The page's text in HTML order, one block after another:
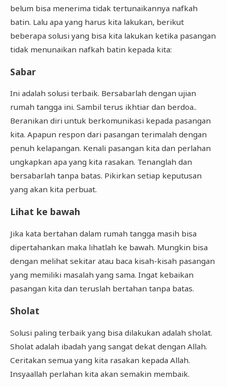
belum bisa menerima tidak tertunaikannya nafkah
batin. Lalu apa yang harus kita lakukan, berikut
beberapa solusi yang bisa kita lakukan ketika pasangan
tidak menunaikan nafkah batin kepada kita:
Sabar
Ini adalah solusi terbaik. Bersabarlah dengan ujian
rumah tangga ini. Sambil terus ikhtiar dan berdoa..
Beranikan diri untuk berkomunikasi kepada pasangan
kita. Apapun respon dari pasangan terimalah dengan
penuh kelapangan. Kenali pasangan kita dan perlahan
ungkapkan apa yang kita rasakan. Tenanglah dan
bersabarlah tanpa batas. Pikirkan setiap keputusan
yang akan kita perbuat.
Lihat ke bawah
Jika kata bertahan dalam rumah tangga masih bisa
dipertahankan maka lihatlah ke bawah. Mungkin bisa
dengan melihat sekitar atau baca kisah-kisah pasangan
yang memiliki masalah yang sama. Ingat kebaikan
pasangan kita dan teruslah bertahan tanpa batas.
Sholat
Solusi paling terbaik yang bisa dilakukan adalah sholat.
Sholat adalah ibadah yang sangat dekat dengan Allah.
Ceritakan semua yang kita rasakan kepada Allah.
Insyaallah perlahan kita akan semakin membaik.